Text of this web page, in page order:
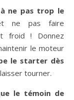
ne pas trop le
ne pas faire
froid ! Donnez
le moteur
le starter dès
tourner.
le témoin de